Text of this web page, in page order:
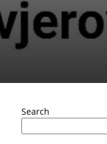
Search